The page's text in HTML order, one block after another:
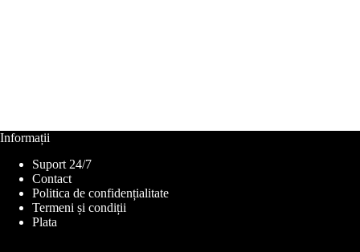
Informații
Suport 24/7
Contact
Politica de confidențialitate
Termeni și condiții
Plata